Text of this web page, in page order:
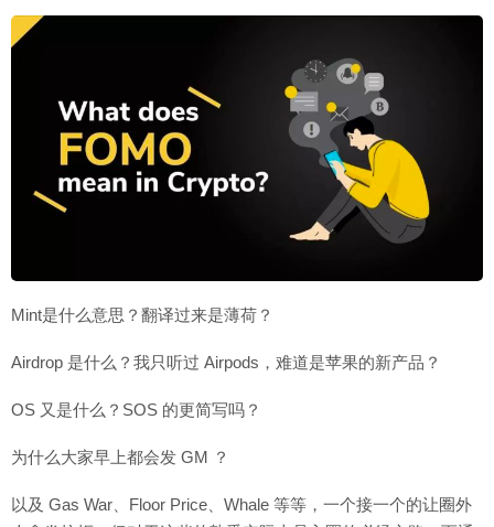
Mint是什么意思？翻译过来是薄荷？
Airdrop 是什么？我只听过 Airpods，难道是苹果的新产品？
OS 又是什么？SOS 的更简写吗？
为什么大家早上都会发 GM ？
以及 Gas War、Floor Price、Whale 等等，一个接一个的让圈外